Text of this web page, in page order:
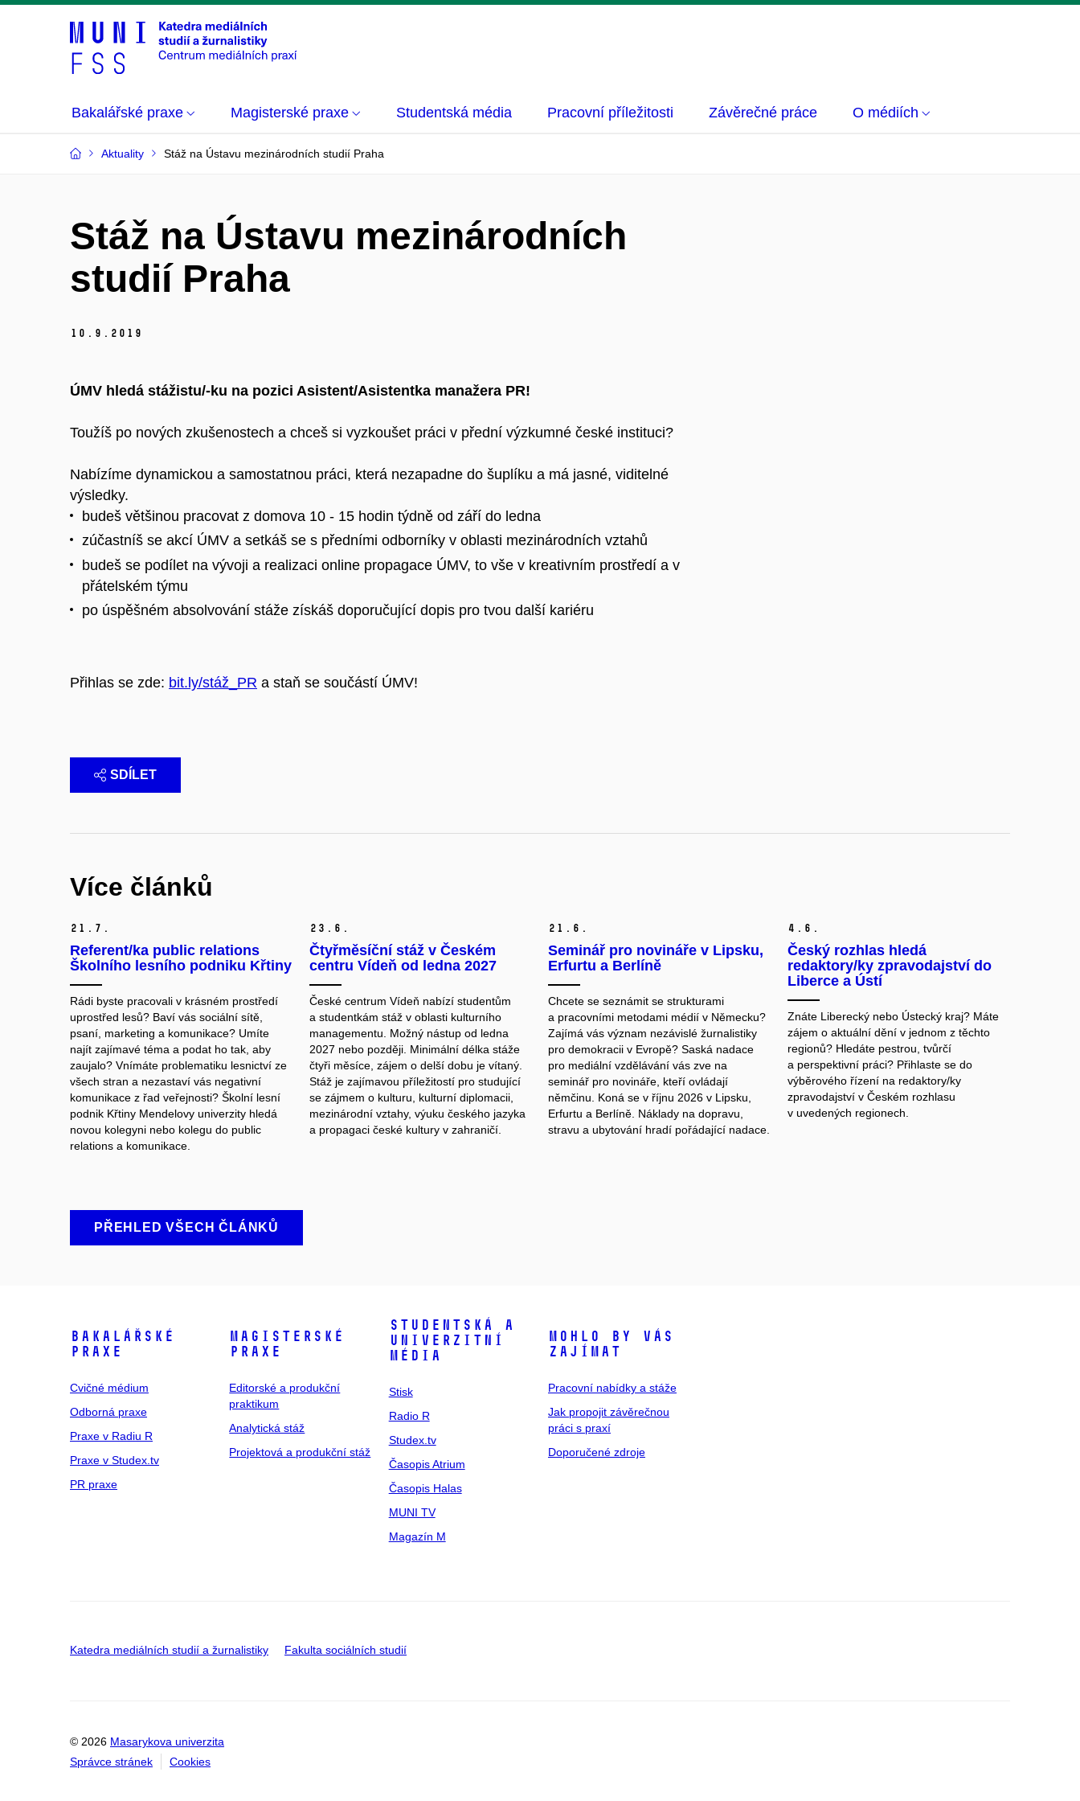
Bakalářské praxe Magisterské praxe Studentská média Pracovní příležitosti Závěrečné práce O médiích
Aktuality Stáž na Ústavu mezinárodních studií Praha
Stáž na Ústavu mezinárodních
studií Praha
10. 9. 2019
ÚMV hledá stážistu/-ku na pozici Asistent/Asistentka manažera PR!
Toužíš po nových zkušenostech a chceš si vyzkoušet práci v přední výzkumné české instituci?
Nabízíme dynamickou a samostatnou práci, která nezapadne do šuplíku a má jasné, viditelné
výsledky.
budeš většinou pracovat z domova 10 - 15 hodin týdně od září do ledna
zúčastníš se akcí ÚMV a setkáš se s předními odborníky v oblasti mezinárodních vztahů
budeš se podílet na vývoji a realizaci online propagace ÚMV, to vše v kreativním prostředí a v
přátelském týmu
po úspěšném absolvování stáže získáš doporučující dopis pro tvou další kariéru
Přihlas se zde: bit.ly/stáž_PR a staň se součástí ÚMV!
SDÍLET
Více článků
21. 7.
Referent/ka public relations
Školního lesního podniku Křtiny
Rádi byste pracovali v krásném prostředí
uprostřed lesů? Baví vás sociální sítě,
psaní, marketing a komunikace? Umíte
najít zajímavé téma a podat ho tak, aby
zaujalo? Vnímáte problematiku lesnictví ze
všech stran a nezastaví vás negativní
komunikace z řad veřejnosti? Školní lesní
podnik Křtiny Mendelovy univerzity hledá
novou kolegyni nebo kolegu do public
relations a komunikace.
23. 6.
Čtyřměsíční stáž v Českém
centru Vídeň od ledna 2027
České centrum Vídeň nabízí studentům
a studentkám stáž v oblasti kulturního
managementu. Možný nástup od ledna
2027 nebo později. Minimální délka stáže
čtyři měsíce, zájem o delší dobu je vítaný.
Stáž je zajímavou příležitostí pro studující
se zájmem o kulturu, kulturní diplomacii,
mezinárodní vztahy, výuku českého jazyka
a propagaci české kultury v zahraničí.
21. 6.
Seminář pro novináře v Lipsku,
Erfurtu a Berlíně
Chcete se seznámit se strukturami
a pracovními metodami médií v Německu?
Zajímá vás význam nezávislé žurnalistiky
pro demokracii v Evropě? Saská nadace
pro mediální vzdělávání vás zve na
seminář pro novináře, kteří ovládají
němčinu. Koná se v říjnu 2026 v Lipsku,
Erfurtu a Berlíně. Náklady na dopravu,
stravu a ubytování hradí pořádající nadace.
4. 6.
Český rozhlas hledá
redaktory/ky zpravodajství do
Liberce a Ústí
Znáte Liberecký nebo Ústecký kraj? Máte
zájem o aktuální dění v jednom z těchto
regionů? Hledáte pestrou, tvůrčí
a perspektivní práci? Přihlaste se do
výběrového řízení na redaktory/ky
zpravodajství v Českém rozhlasu
v uvedených regionech.
PŘEHLED VŠECH ČLÁNKŮ
Bakalářské
praxe
Cvičné médium
Odborná praxe
Praxe v Radiu R
Praxe v Studex.tv
PR praxe
Magisterské
praxe
Editorské a produkční
praktikum
Analytická stáž
Projektová a produkční stáž
Studentská a
univerzitní
média
Stisk
Radio R
Studex.tv
Časopis Atrium
Časopis Halas
MUNI TV
Magazín M
Mohlo by vás
zajímat
Pracovní nabídky a stáže
Jak propojit závěrečnou
práci s praxí
Doporučené zdroje
Katedra mediálních studií a žurnalistiky Fakulta sociálních studií
© 2026 Masarykova univerzita
Správce stránek
Cookies